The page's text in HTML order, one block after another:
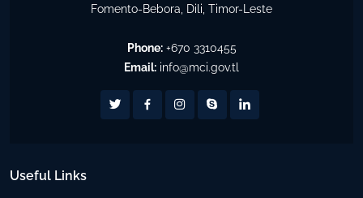
Fomento-Bebora, Dili, Timor-Leste
Phone:+670 3310455
Email: info@mci.gov.tl
Useful Links